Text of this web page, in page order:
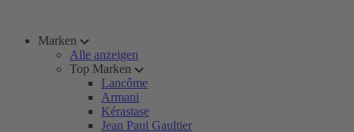
Marken
Alle anzeigen
Top Marken
Lancôme
Armani
Kérastase
Jean Paul Gaultier